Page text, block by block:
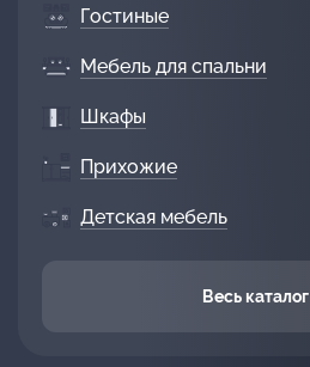
Гостиные
Мебель для спальни
Шкафы
Прихожие
Детская мебель
Весь каталог